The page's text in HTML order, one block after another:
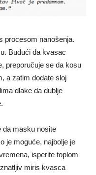
procesom nanošenja.
Budući da kvasac
preporučuje se da kosu
a zatim dodate sloj
dlake da dublje
da masku nosite
je moguće, najbolje je
isperite toplom
miris kvasca